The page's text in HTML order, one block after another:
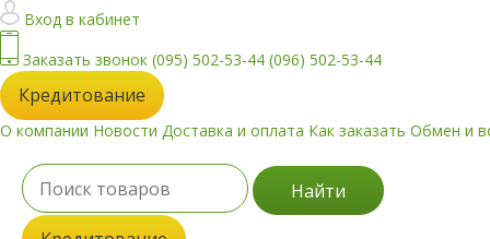
Вход в кабинет
Заказать звонок (095) 502-53-44 (096) 502-53-44
Кредитование
О компании Новости Доставка и оплата Как заказать Обмен и
Найти